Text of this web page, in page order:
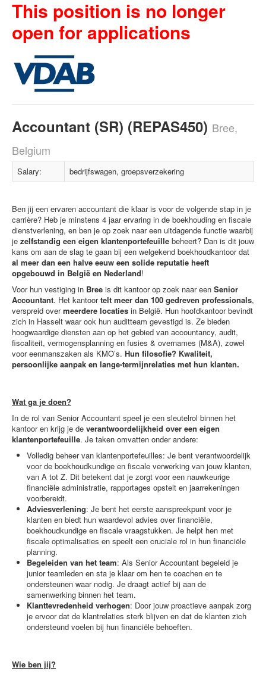
This position is no longer
open for applications
Accountant (SR) (REPAS450) Bree,
Belgium
Salary: bedrijfswagen, groepsverzekering
Ben jij een ervaren accountant die klaar is voor de volgende stap in je
carrière? Heb je minstens 4 jaar ervaring in de boekhouding en fiscale
dienstverlening, en ben je op zoek naar een uitdagende functie waarbij
je zelfstandig een eigen klantenportefeuille beheert? Dan is dit jouw
kans om aan de slag te gaan bij een welgekend boekhoudkantoor dat
al meer dan een halve eeuw een solide reputatie heeft
opgebouwd in België en Nederland!
Voor hun vestiging in Bree is dit kantoor op zoek naar een Senior
Accountant. Het kantoortelt meer dan 100 gedreven professionals,
verspreid overmeerdere locaties in België. Hun hoofdkantoor bevindt
zich in Hasselt waar ook hun auditteam gevestigd is. Ze bieden
hoogwaardige diensten aan op het gebied van accountancy, audit,
fiscaliteit, vermogensplanning en fusies & overnames (M&A), zowel
voor eenmanszaken als KMO’s. Hun filosofie? Kwaliteit,
persoonlijke aanpak en lange-termijnrelaties met hun klanten.
Wat ga je doen?
In de rol van Senior Accountant speel je een sleutelrol binnen het
kantoor en krijg je de verantwoordelijkheid over een eigen
klantenportefeuille. Je taken omvatten onder andere:
Volledig beheer van klantenportefeuilles: Je bent verantwoordelijk
voor de boekhoudkundige en fiscale verwerking van jouw klanten,
van A tot Z. Dit betekent dat je zorgt voor een nauwkeurige
financiële administratie, rapportages opstelt en jaarrekeningen
voorbereidt.
Adviesverlening: Je bent het eerste aanspreekpunt voor je
klanten en biedt hun waardevol advies over financiële,
boekhoudkundige en fiscale vraagstukken. Je helpt hen met
fiscale optimalisaties en speelt een cruciale rol in hun financiële
planning.
Begeleiden van het team: Als Senior Accountant begeleid je
junior teamleden en sta je klaar om hen te coachen en te
ondersteunen waar nodig. Je draagt actief bij aan de
samenwerking binnen het team.
Klanttevredenheid verhogen: Door jouw proactieve aanpak zorg
je ervoor dat de klantrelaties sterk blijven en dat de klanten zich
ondersteund voelen bij hun financiële behoeften.
Wie ben jij?